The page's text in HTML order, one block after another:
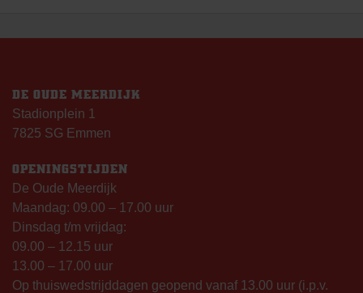
DE OUDE MEERDIJK
Stadionplein 1
7825 SG Emmen
OPENINGSTIJDEN
De Oude Meerdijk
Maandag: 09.00 – 17.00 uur
Dinsdag t/m vrijdag:
09.00 – 12.15 uur
13.00 – 17.00 uur
Op thuiswedstrijddagen geopend vanaf 13.00 uur (i.p.v.